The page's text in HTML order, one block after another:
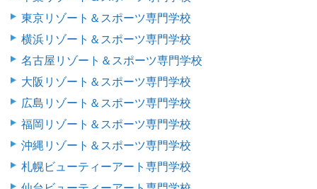
東京リゾート＆スポーツ専門学校
横浜リゾート＆スポーツ専門学校
名古屋リゾート＆スポーツ専門学校
大阪リゾート＆スポーツ専門学校
広島リゾート＆スポーツ専門学校
福岡リゾート＆スポーツ専門学校
沖縄リゾート＆スポーツ専門学校
札幌ビューティーアート専門学校